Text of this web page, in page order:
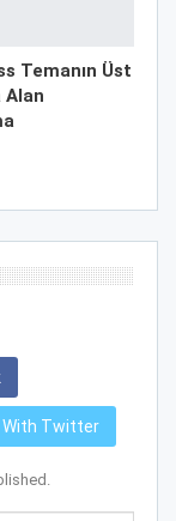
Temanın Üst
Alan
With Twitter